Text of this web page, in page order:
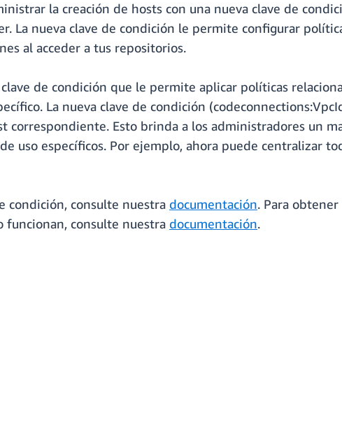
la creación de hosts con una nueva clave de
La nueva clave de condición le permite configurar
al acceder a tus repositorios.
de condición que le permite aplicar políticas
La nueva clave de condición
correspondiente. Esto brinda a los administradores un
uso específicos. Por ejemplo, ahora puede centralizar
condición, consulte nuestra documentación. Para
funcionan, consulte nuestra documentación.